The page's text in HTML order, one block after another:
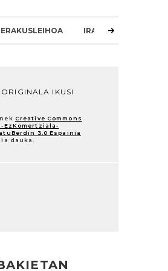
ERAKUSLEIHOA IRAKURLEAREN
IKUSI
Creative Commons
EzKomertziala-
3.0 Espainia
dauka.